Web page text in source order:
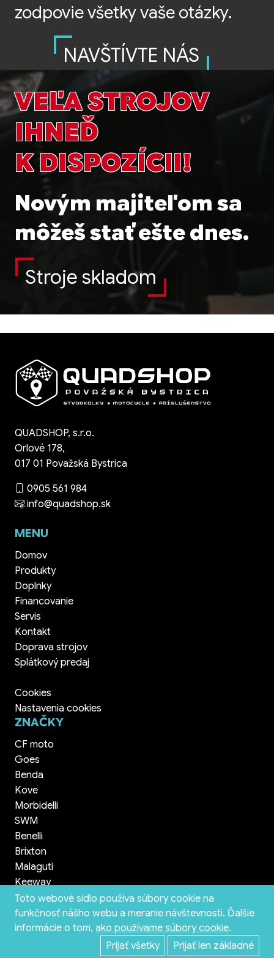
zodpovie všetky vaše otázky.
NAVŠTÍVTE NÁS
VEĽA STROJOV
IHNEĎ
K DISPOZÍCII!
Novým majiteľom sa
môžeš stať ešte dnes.
Stroje skladom
QUADSHOP, s.r.o.
Orlové 178,
017 01 Považská Bystrica
0905 561 984
info@quadshop.sk
MENU
Domov
Produkty
Doplnky
Financovanie
Servis
Kontakt
Doprava strojov
Splátkový predaj
Cookies
Nastavenia cookies
ZNAČKY
CF moto
Goes
Benda
Kove
Morbidelli
SWM
Benelli
Brixton
Malaguti
Keeway
© 2026 QuadShop.sk Považská Bystrica - všetky práva vyhradené
tvorba web stránok INCUBEMEDIA
Toto webové sídlo používa súbory cookie na
funkčnosť nášho webu a meranie návštevnosti. Ďalšie
informácie o tom, ako používame súbory cookie.
Prijať všetky
Prijať len základné